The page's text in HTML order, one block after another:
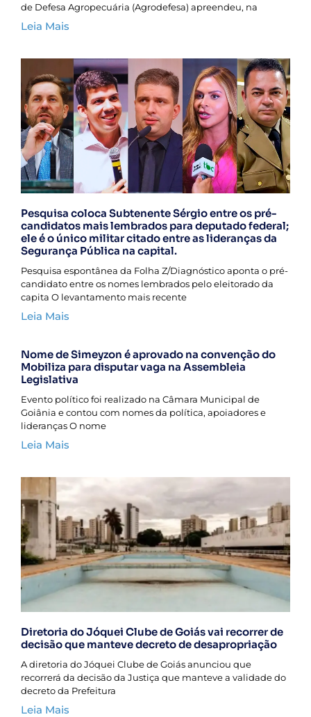
de Defesa Agropecuária (Agrodefesa) apreendeu, na
Leia Mais
Pesquisa coloca Subtenente Sérgio entre os pré-
candidatos mais lembrados para deputado federal;
ele é o único militar citado entre as lideranças da
Segurança Pública na capital.
Pesquisa espontânea da Folha Z/Diagnóstico aponta o pré-
candidato entre os nomes lembrados pelo eleitorado da
capita O levantamento mais recente
Leia Mais
Nome de Simeyzon é aprovado na convenção do
Mobiliza para disputar vaga na Assembleia
Legislativa
Evento político foi realizado na Câmara Municipal de
Goiânia e contou com nomes da política, apoiadores e
lideranças O nome
Leia Mais
Diretoria do Jóquei Clube de Goiás vai recorrer de
decisão que manteve decreto de desapropriação
A diretoria do Jóquei Clube de Goiás anunciou que
recorrerá da decisão da Justiça que manteve a validade do
decreto da Prefeitura
Leia Mais